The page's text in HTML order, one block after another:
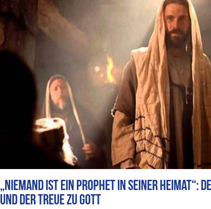
„Niemand ist ein Prophet in seiner Heimat“:
und der Treue zu Gott